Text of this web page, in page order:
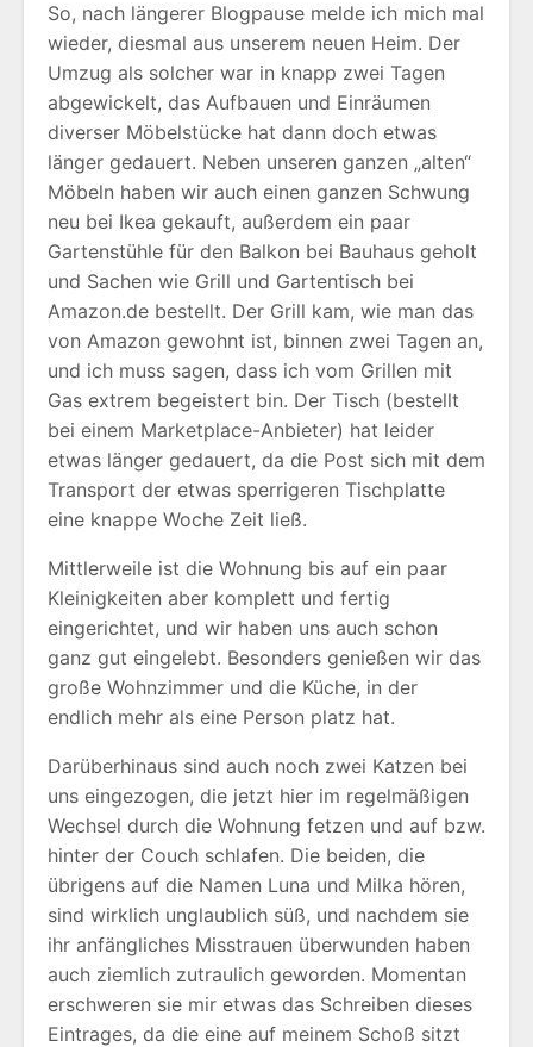
So, nach längerer Blogpause melde ich mich mal
wieder, diesmal aus unserem neuen Heim. Der
Umzug als solcher war in knapp zwei Tagen
abgewickelt, das Aufbauen und Einräumen
diverser Möbelstücke hat dann doch etwas
länger gedauert. Neben unseren ganzen „alten“
Möbeln haben wir auch einen ganzen Schwung
neu bei Ikea gekauft, außerdem ein paar
Gartenstühle für den Balkon bei Bauhaus geholt
und Sachen wie Grill und Gartentisch bei
Amazon.de bestellt. Der Grill kam, wie man das
von Amazon gewohnt ist, binnen zwei Tagen an,
und ich muss sagen, dass ich vom Grillen mit
Gas extrem begeistert bin. Der Tisch (bestellt
bei einem Marketplace-Anbieter) hat leider
etwas länger gedauert, da die Post sich mit dem
Transport der etwas sperrigeren Tischplatte
eine knappe Woche Zeit ließ.
Mittlerweile ist die Wohnung bis auf ein paar
Kleinigkeiten aber komplett und fertig
eingerichtet, und wir haben uns auch schon
ganz gut eingelebt. Besonders genießen wir das
große Wohnzimmer und die Küche, in der
endlich mehr als eine Person platz hat.
Darüberhinaus sind auch noch zwei Katzen bei
uns eingezogen, die jetzt hier im regelmäßigen
Wechsel durch die Wohnung fetzen und auf bzw.
hinter der Couch schlafen. Die beiden, die
übrigens auf die Namen Luna und Milka hören,
sind wirklich unglaublich süß, und nachdem sie
ihr anfängliches Misstrauen überwunden haben
auch ziemlich zutraulich geworden. Momentan
erschweren sie mir etwas das Schreiben dieses
Eintrages, da die eine auf meinem Schoß sitzt